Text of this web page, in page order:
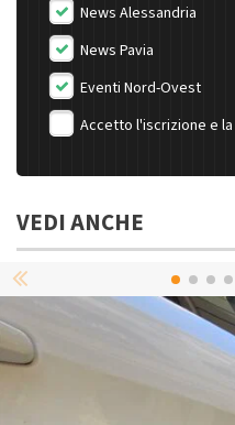
News Alessandria
News Pavia
Eventi Nord-Ovest
Accetto l'iscrizione e la
VEDI ANCHE